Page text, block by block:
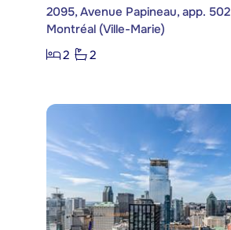
2095, Avenue Papineau, app. 502
Montréal (Ville-Marie)
2
2